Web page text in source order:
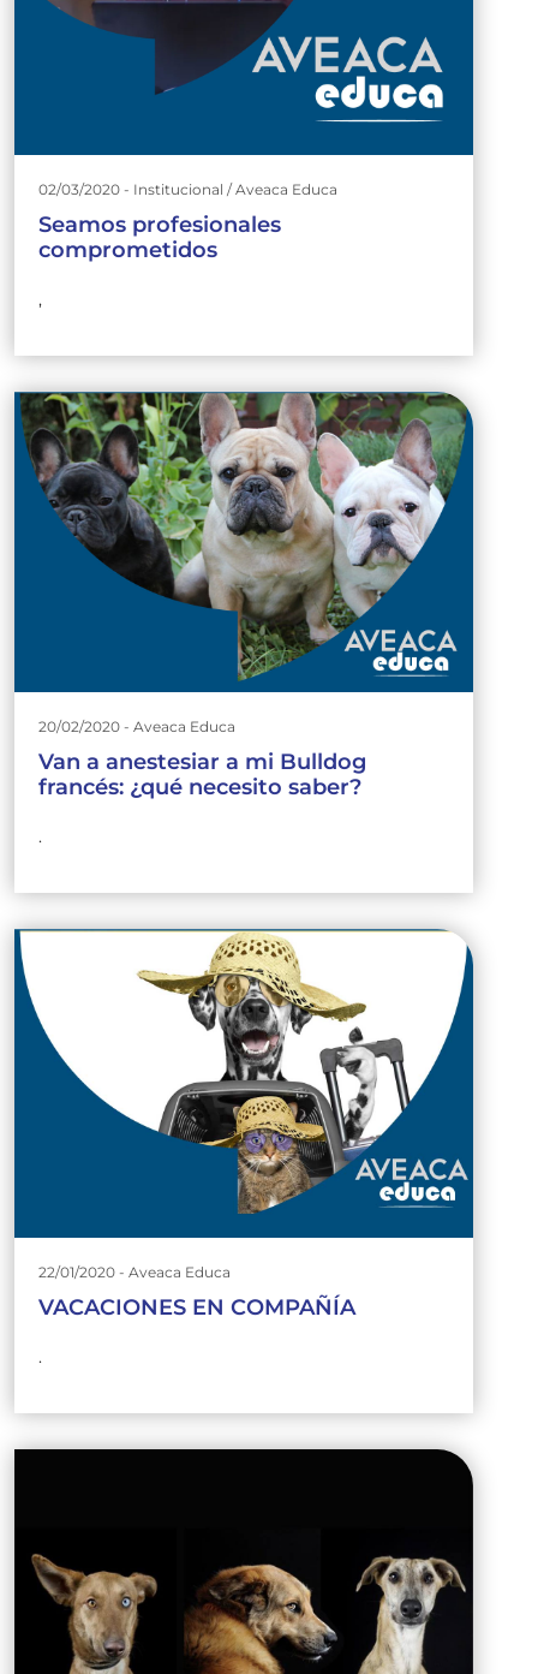
02/03/2020 - Institucional / Aveaca Educa
Seamos profesionales
comprometidos
,
20/02/2020 - Aveaca Educa
Van a anestesiar a mi Bulldog
francés: ¿qué necesito saber?
.
22/01/2020 - Aveaca Educa
VACACIONES EN COMPAÑÍA
.